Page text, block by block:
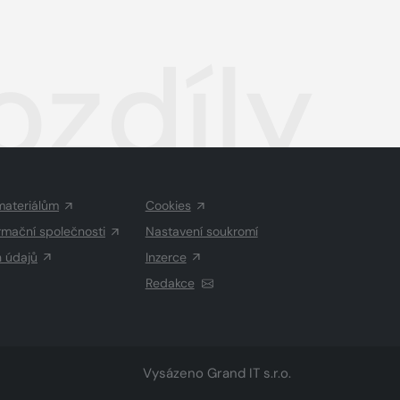
společnosti
údajů
Cookies
Nastavení soukromí
Inzerce
Redakce
Vysázeno Grand IT s.r.o.